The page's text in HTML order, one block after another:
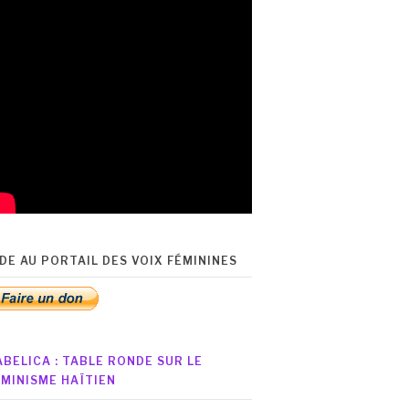
AU PORTAIL DES VOIX FÉMININES
: TABLE RONDE SUR LE
HAÏTIEN